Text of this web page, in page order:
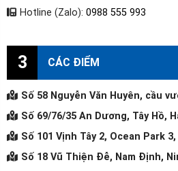
Hotline (Zalo): 0988 555 993
3 CÁC ĐIỂM
Số 58 Nguyễn Văn Huyên, cầu
Số 69/76/35 An Dương, Tây Hồ,
Số 101 Vịnh Tây 2, Ocean Park
Số 18 Vũ Thiện Đễ, Nam Định,